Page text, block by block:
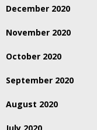
December 2020
November 2020
October 2020
September 2020
August 2020